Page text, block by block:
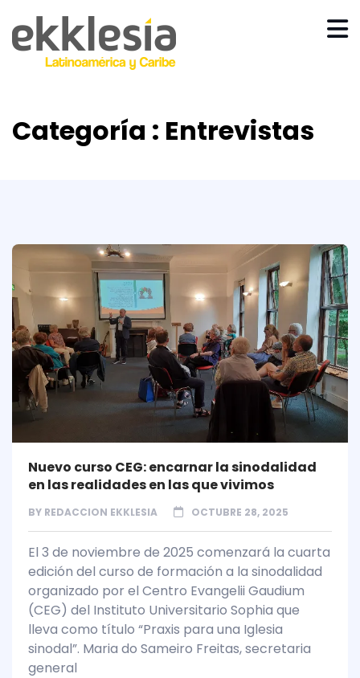
Categoría : Entrevistas
Nuevo curso CEG: encarnar la sinodalidad
en las realidades en las que vivimos
BY REDACCION EKKLESIA OCTUBRE 28, 2025
El 3 de noviembre de 2025 comenzará la cuarta
edición del curso de formación a la sinodalidad
organizado por el Centro Evangelii Gaudium
(CEG) del Instituto Universitario Sophia que
lleva como título “Praxis para una Iglesia
sinodal”. Maria do Sameiro Freitas, secretaria
general